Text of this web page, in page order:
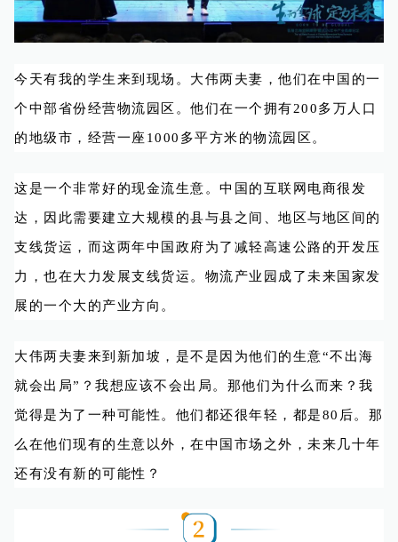
今天有我的学生来到现场。大伟两夫妻，他们在中国的一
个中部省份经营物流园区。他们在一个拥有200多万人口
的地级市，经营一座1000多平方米的物流园区。
这是一个非常好的现金流生意。中国的互联网电商很发
达，因此需要建立大规模的县与县之间、地区与地区间的
支线货运，而这两年中国政府为了减轻高速公路的开发压
力，也在大力发展支线货运。物流产业园成了未来国家发
展的一个大的产业方向。
大伟两夫妻来到新加坡，是不是因为他们的生意“不出海
就会出局”？我想应该不会出局。那他们为什么而来？我
觉得是为了一种可能性。他们都还很年轻，都是80后。那
么在他们现有的生意以外，在中国市场之外，未来几十年
还有没有新的可能性？